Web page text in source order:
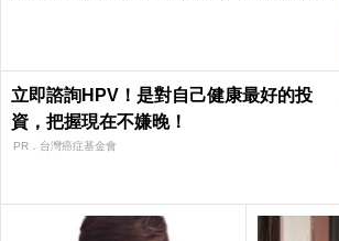
立即諮詢HPV！是對自己健康最好的投
資，把握現在不嫌晚！
PR．台灣癌症基金會